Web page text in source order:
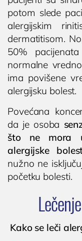
potom slede
alergijskim
dermatitisom.
50%
normalne
ima povišene
alergijsku bolest.
Povećana
da je osoba
što ne mora
alergijske
nužno ne
početku bolesti.
Kako se leči